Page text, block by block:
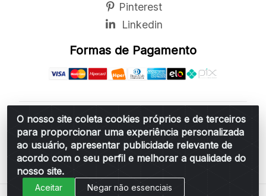
O nosso site coleta cookies próprios e de terceiros
para proporcionar uma experiência personalizada
ao usuário, apresentar publicidade relevante de
acordo com o seu perfil e melhorar a qualidade do
nosso site.
Aceitar Negar não essenciais
Pinterest
Linkedin
Formas de Pagamento
Belchior Cortinas e Acessórios LTDA - R: Rua
Vereador Sérgio Leopoldino Alves, 876 - Santa
Bárbara d'Oeste/SP - CEP 13.456-166 - CNPJ
06.314.073/0001-34